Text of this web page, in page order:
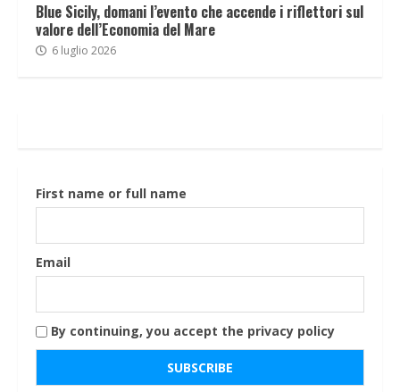
Blue Sicily, domani l’evento che accende i riflettori sul
valore dell’Economia del Mare
6 luglio 2026
First name or full name
Email
By continuing, you accept the privacy policy